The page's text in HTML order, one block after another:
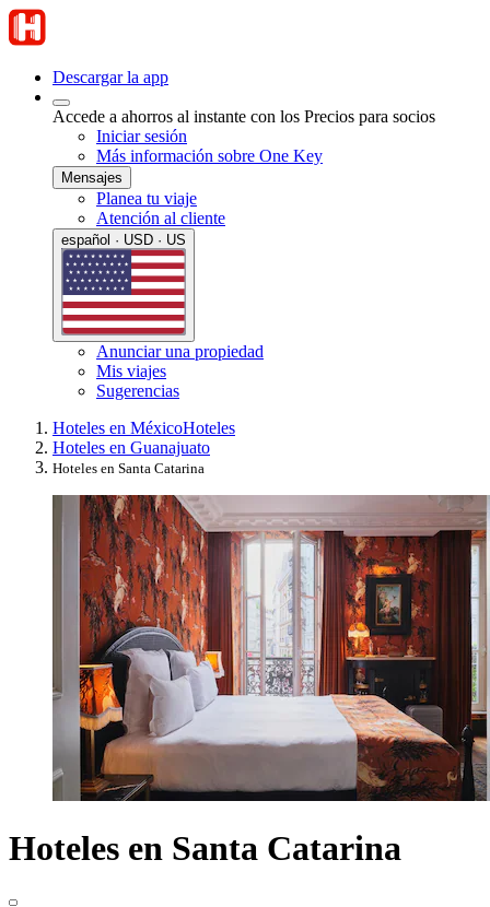
Descargar la app
Accede a ahorros al instante con los Precios para socios
Iniciar sesión
Más información sobre One Key
Mensajes
Planea tu viaje
Atención al cliente
español · USD · US
Anunciar una propiedad
Mis viajes
Sugerencias
Hoteles en MéxicoHoteles
Hoteles en Guanajuato
Hoteles en Santa Catarina
Hoteles en Santa Catarina